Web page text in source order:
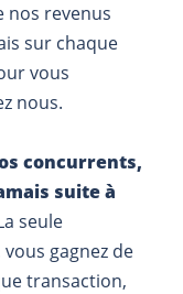
nos revenus
sur chaque
vous
nous.
concurrents,
suite à
seule
gagnez de
transaction,